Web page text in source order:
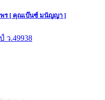
ร [ คุณเบ๊นซ์ มนัญญา ]
ว.49938